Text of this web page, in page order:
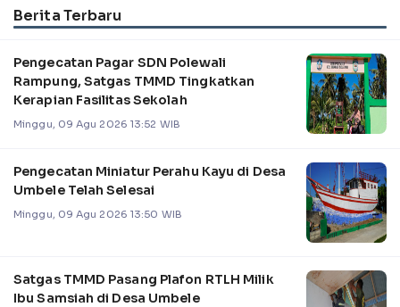
Berita Terbaru
Pengecatan Pagar SDN Polewali
Rampung, Satgas TMMD Tingkatkan
Kerapian Fasilitas Sekolah
Minggu, 09 Agu 2026 13:52 WIB
Pengecatan Miniatur Perahu Kayu di Desa
Umbele Telah Selesai
Minggu, 09 Agu 2026 13:50 WIB
Satgas TMMD Pasang Plafon RTLH Milik
Ibu Samsiah di Desa Umbele